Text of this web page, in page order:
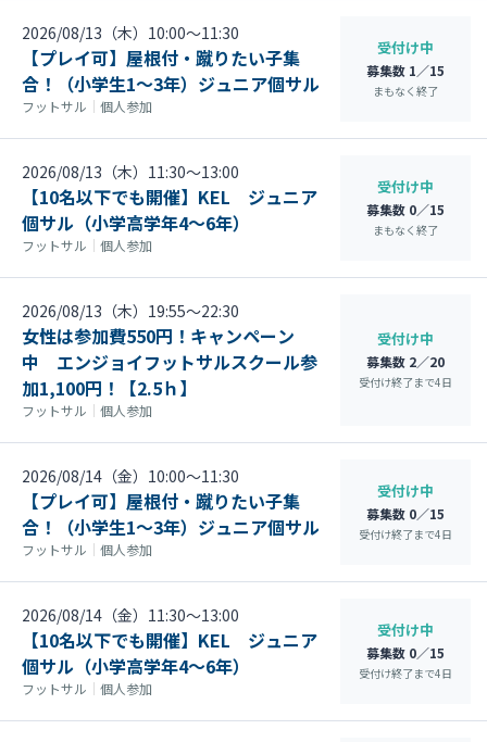
2026/08/13（木）10:00〜11:30
【プレイ可】屋根付・蹴りたい子集
合！（小学生1～3年）ジュニア個サル
フットサル ｜ 個人参加
受付け中
募集数 1／15
まもなく終了
2026/08/13（木）11:30〜13:00
【10名以下でも開催】KEL ジュニア
個サル（小学高学年4～6年）
フットサル ｜ 個人参加
受付け中
募集数 0／15
まもなく終了
2026/08/13（木）19:55〜22:30
女性は参加費550円！キャンペーン
中 エンジョイフットサルスクール参
加1,100円！【2.5ｈ】
フットサル ｜ 個人参加
受付け中
募集数 2／20
受付け終了まで4日
2026/08/14（金）10:00〜11:30
【プレイ可】屋根付・蹴りたい子集
合！（小学生1～3年）ジュニア個サル
フットサル ｜ 個人参加
受付け中
募集数 0／15
受付け終了まで4日
2026/08/14（金）11:30〜13:00
【10名以下でも開催】KEL ジュニア
個サル（小学高学年4～6年）
フットサル ｜ 個人参加
受付け中
募集数 0／15
受付け終了まで4日